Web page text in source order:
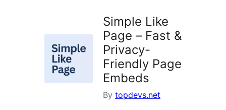
Simple Like
Page – Fast &
Privacy-
Friendly Page
Embeds
By topdevs.net